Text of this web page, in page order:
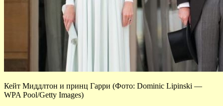
Кейт Миддлтон и принц Гарри (Фото: Dominic Lipinski —
WPA Pool/Getty Images)